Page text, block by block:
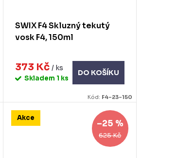
SWIX F4 Skluzný tekutý
vosk F4, 150ml
373 Kč / ks
Skladem 1 ks
DO KOŠÍKU
Kód: F4-23-150
Akce
625 Kč
–25 %